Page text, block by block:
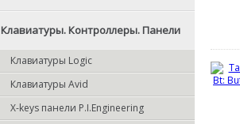
Клавиатуры. Контроллеры. Панели
Клавиатуры Logic
Клавиатуры Avid
X-keys панели P.I.Engineering